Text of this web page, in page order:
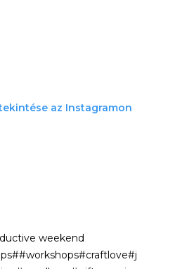
az Instagramon
weekend